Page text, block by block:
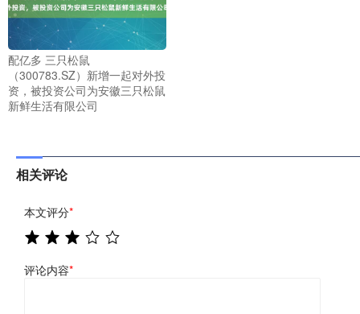
配亿多 三只松鼠
（300783.SZ）新增一起对外投
资，被投资公司为安徽三只松鼠
新鲜生活有限公司
相关评论
本文评分*
评论内容*